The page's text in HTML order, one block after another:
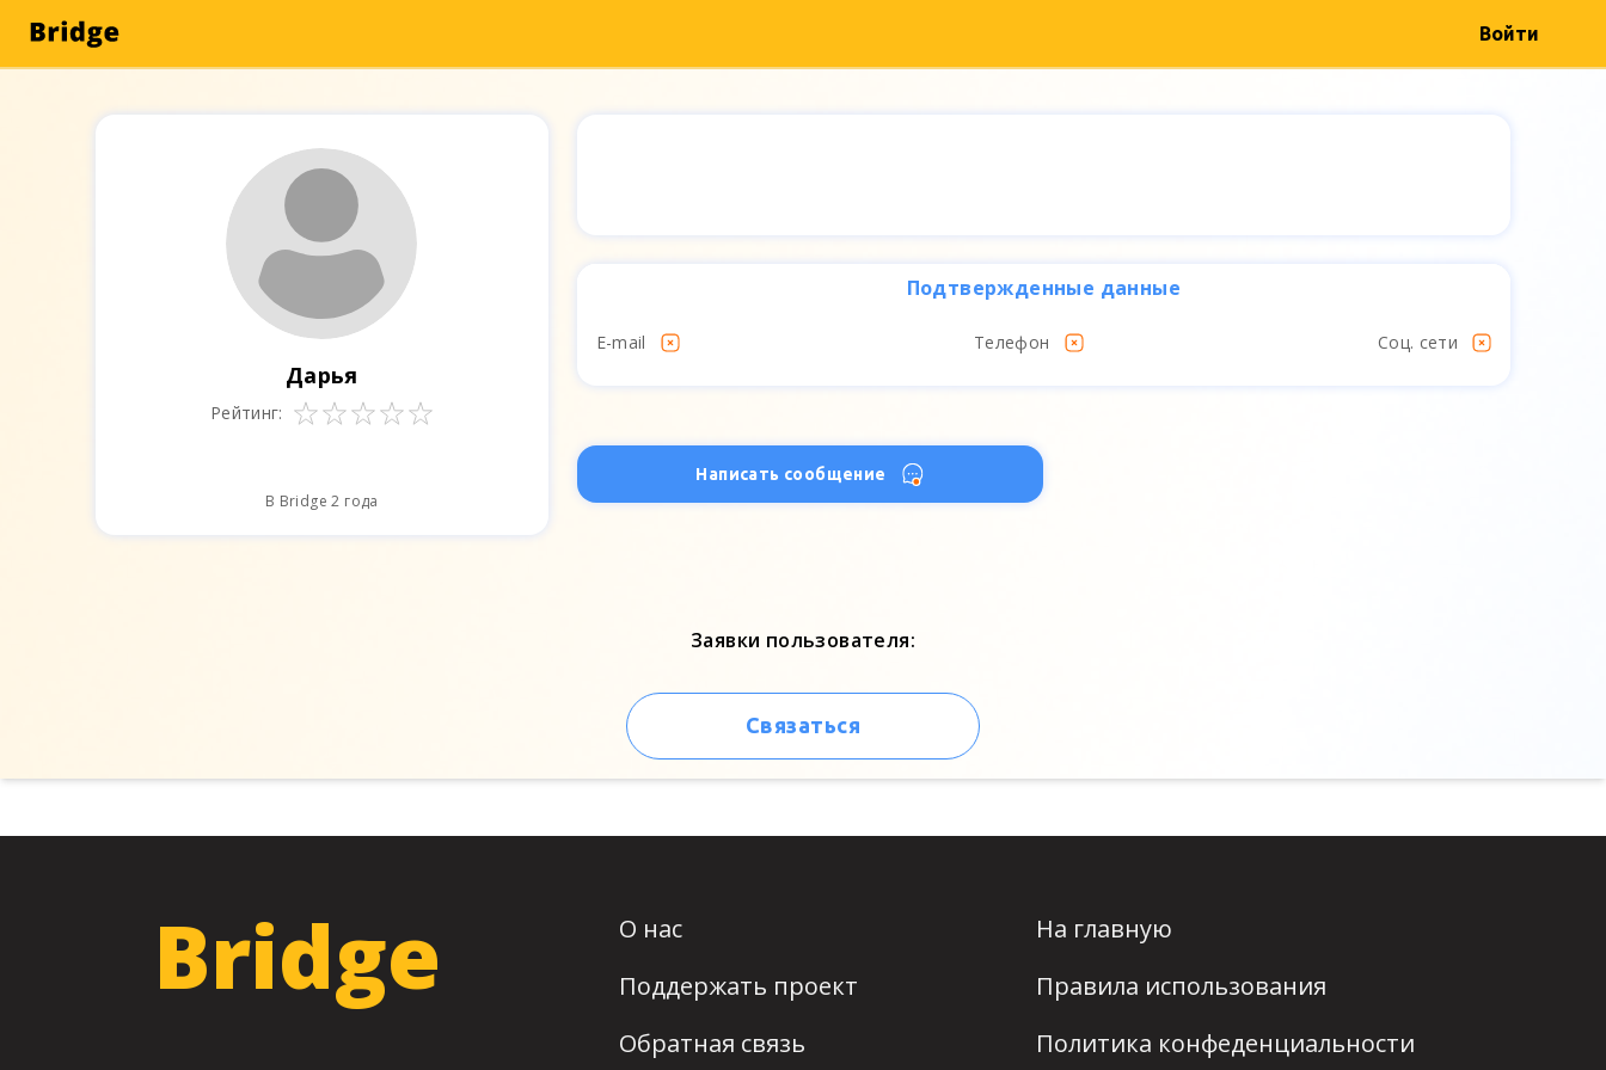
Войти
Дарья
Рейтинг:
В Bridge 2 года
Подтвержденные данные
E-mail Телефон Соц. сети
Написать сообщение
Заявки пользователя:
Связаться
Bridge
О нас
Поддержать проект
Обратная связь
На главную
Правила использования
Политика конфеденциальности